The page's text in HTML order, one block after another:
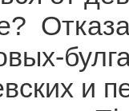
и